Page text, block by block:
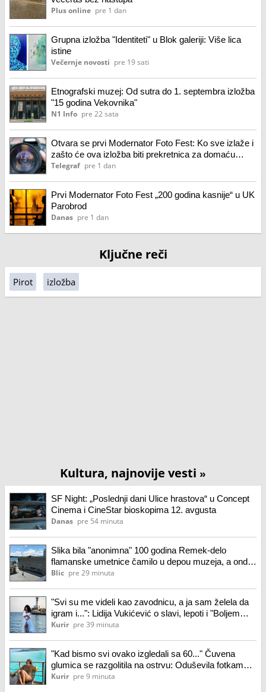
Plus online pre 1 dan
Grupna izložba "Identiteti" u Blok galeriji: Više lica
istine
Večernje novosti pre 19 sati
Etnografski muzej: Od sutra do 1. septembra izložba
"15 godina Vekovnika"
N1 Info pre 22 sata
Otvara se prvi Modernator Foto Fest: Ko sve izlaže i
zašto će ova izložba biti prekretnica za domaću
scenu
Telegraf pre 1 dan
Prvi Modernator Foto Fest „200 godina kasnije“ u UK
Parobrod
Danas pre 1 dan
Ključne reči
Pirot izložba
Kultura, najnovije vesti »
SF Night: „Poslednji dani Ulice hrastova“ u Concept
Cinema i CineStar bioskopima 12. avgusta
Danas pre 54 minuta
Slika bila "anonimna" 100 godina Remek-delo
flamanske umetnice čamilo u depou muzeja, a onda
je kustoskinja uočila nešto neverovatno (foto)
Blic pre 29 minuta
"Svi su me videli kao zavodnicu, a ja sam želela da
igram i...": Lidija Vukićević o slavi, lepoti i "Boljem
životu"
Kurir pre 39 minuta
"Kad bismo svi ovako izgledali sa 60..." Čuvena
glumica se razgolitila na ostrvu: Oduševila fotkama
bez brushaltera
Kurir pre 9 minuta